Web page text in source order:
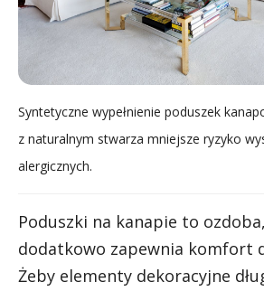
Syntetyczne wypełnienie poduszek
z naturalnym stwarza mniejsze ryzyko
alergicznych.
Poduszki na kanapie to
dodatkowo zapewnia komfort
Żeby elementy dekoracyjne